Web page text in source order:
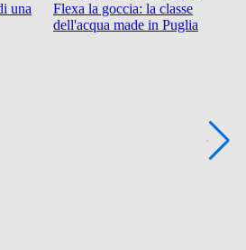
una
Flexa la goccia: la classe
dell'acqua made in Puglia